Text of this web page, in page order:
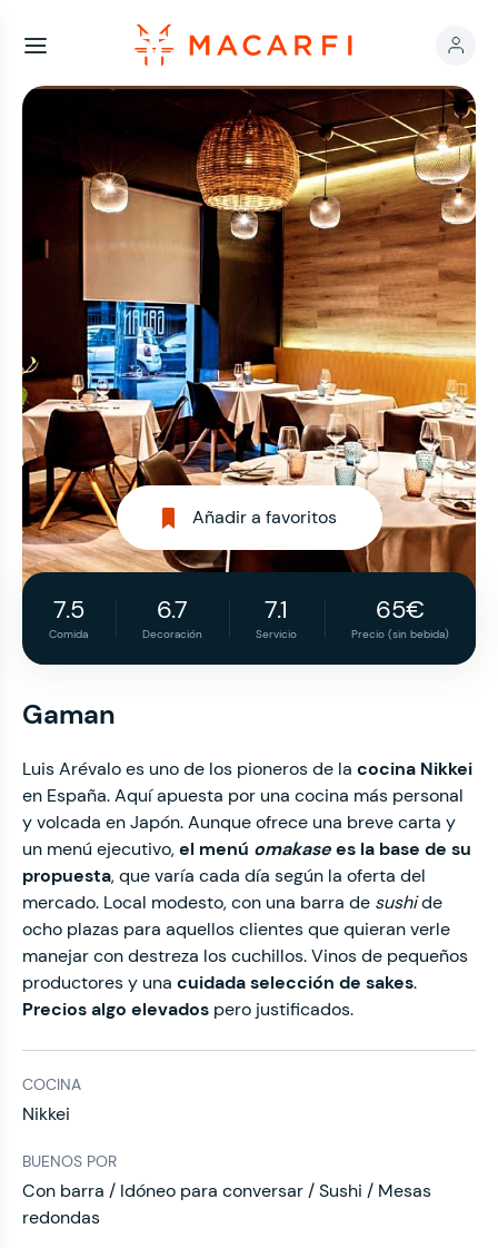
Añadir a favoritos
7.5
Comida
6.7
Decoración
7.1
Servicio
65€
Precio (sin bebida)
Gaman
Luis Arévalo es uno de los pioneros de la cocina Nikkei
en España. Aquí apuesta por una cocina más personal
y volcada en Japón. Aunque ofrece una breve carta y
un menú ejecutivo,el menú omakasees la base de su
propuesta, que varía cada día según la oferta del
mercado. Local modesto, con una barra de sushide
ocho plazas para aquellos clientes que quieran verle
manejar con destreza los cuchillos. Vinos de pequeños
productores y una cuidada selección de sakes.
Precios algo elevados pero justificados.
COCINA
Nikkei
BUENOS POR
Con barra / Idóneo para conversar / Sushi / Mesas
redondas